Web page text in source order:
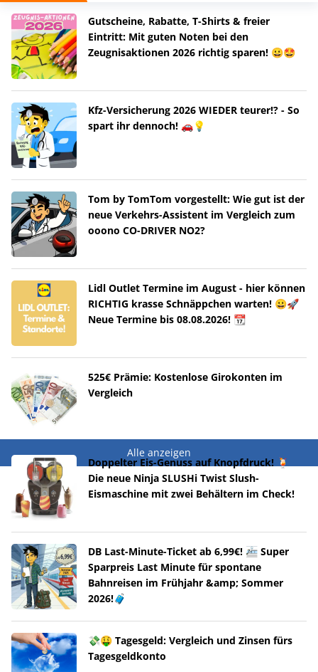
Gutscheine, Rabatte, T-Shirts & freier
Eintritt: Mit guten Noten bei den
Zeugnisaktionen 2026 richtig sparen! 😀🤩
Kfz-Versicherung 2026 WIEDER teurer!? - So
spart ihr dennoch! 🚗💡
Tom by TomTom vorgestellt: Wie gut ist der
neue Verkehrs-Assistent im Vergleich zum
ooono CO-DRIVER NO2?
Lidl Outlet Termine im August - hier können
RICHTIG krasse Schnäppchen warten! 😀🚀
Neue Termine bis 08.08.2026! 📆
525€ Prämie: Kostenlose Girokonten im
Vergleich
Alle anzeigen
Doppelter Eis-Genuss auf Knopfdruck! 🍹
Die neue Ninja SLUSHi Twist Slush-
Eismaschine mit zwei Behältern im Check!
DB Last-Minute-Ticket ab 6,99€! 🚈 Super
Sparpreis Last Minute für spontane
Bahnreisen im Frühjahr &amp; Sommer
2026!🧳
💸🤑 Tagesgeld: Vergleich und Zinsen fürs
Tagesgeldkonto